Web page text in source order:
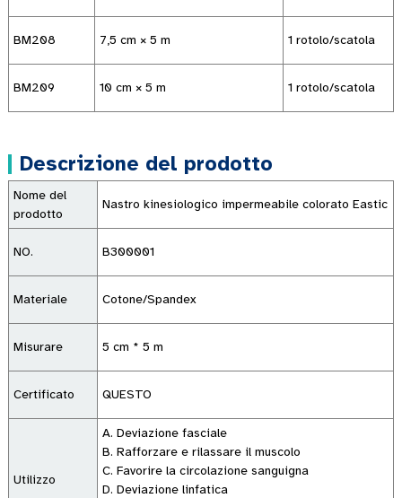
BM208 7,5 cm × 5 m 1 rotolo/scatola
BM209 10 cm × 5 m 1 rotolo/scatola
Descrizione del prodotto
Nome del
prodotto
Nastro kinesiologico impermeabile colorato Eastic
NO. B300001
Materiale Cotone/Spandex
Misurare 5 cm * 5 m
Certificato QUESTO
Utilizzo
A. Deviazione fasciale
B. Rafforzare e rilassare il muscolo
C. Favorire la circolazione sanguigna
D. Deviazione linfatica